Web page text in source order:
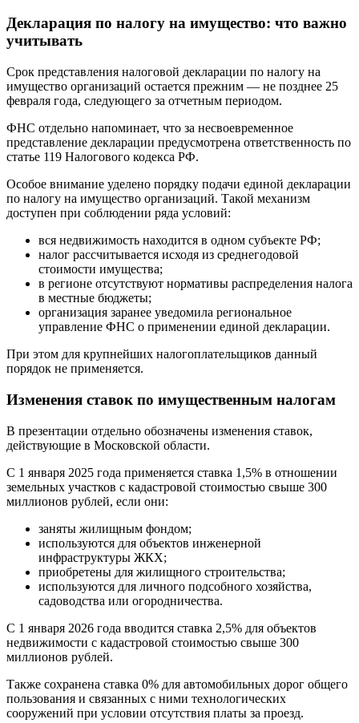
Декларация по налогу на имущество: что важно
учитывать
Срок представления налоговой декларации по налогу на
имущество организаций остается прежним — не позднее 25
февраля года, следующего за отчетным периодом.
ФНС отдельно напоминает, что за несвоевременное
представление декларации предусмотрена ответственность по
статье 119 Налогового кодекса РФ.
Особое внимание уделено порядку подачи единой декларации
по налогу на имущество организаций. Такой механизм
доступен при соблюдении ряда условий:
вся недвижимость находится в одном субъекте РФ;
налог рассчитывается исходя из среднегодовой
стоимости имущества;
в регионе отсутствуют нормативы распределения налога
в местные бюджеты;
организация заранее уведомила региональное
управление ФНС о применении единой декларации.
При этом для крупнейших налогоплательщиков данный
порядок не применяется.
Изменения ставок по имущественным налогам
В презентации отдельно обозначены изменения ставок,
действующие в Московской области.
С 1 января 2025 года применяется ставка 1,5% в отношении
земельных участков с кадастровой стоимостью свыше 300
миллионов рублей, если они:
заняты жилищным фондом;
используются для объектов инженерной
инфраструктуры ЖКХ;
приобретены для жилищного строительства;
используются для личного подсобного хозяйства,
садоводства или огородничества.
С 1 января 2026 года вводится ставка 2,5% для объектов
недвижимости с кадастровой стоимостью свыше 300
миллионов рублей.
Также сохранена ставка 0% для автомобильных дорог общего
пользования и связанных с ними технологических
сооружений при условии отсутствия платы за проезд.